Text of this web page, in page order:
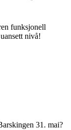
funksjonell
nivå!
31. mai?